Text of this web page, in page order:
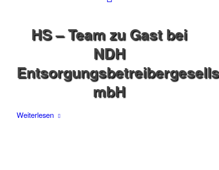
HS – Team zu Gast bei
NDH
mbH
Weiterlesen